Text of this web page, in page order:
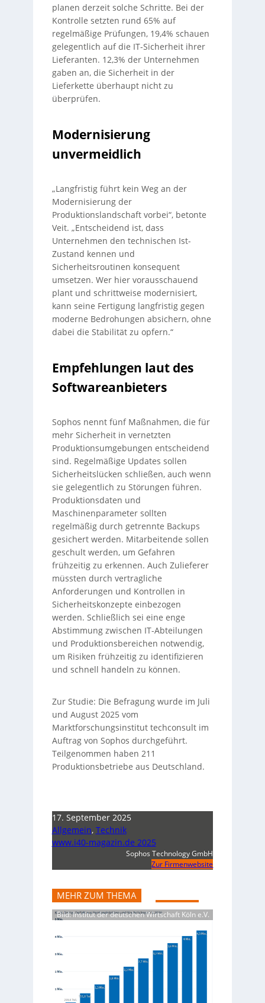
planen derzeit solche Schritte. Bei der
Kontrolle setzten rund 65% auf
regelmäßige Prüfungen, 19,4% schauen
gelegentlich auf die IT-Sicherheit ihrer
Lieferanten. 12,3% der Unternehmen
gaben an, die Sicherheit in der
Lieferkette überhaupt nicht zu
überprüfen.
Modernisierung
unvermeidlich
„Langfristig führt kein Weg an der
Modernisierung der
Produktionslandschaft vorbei“, betonte
Veit. „Entscheidend ist, dass
Unternehmen den technischen Ist-
Zustand kennen und
Sicherheitsroutinen konsequent
umsetzen. Wer hier vorausschauend
plant und schrittweise modernisiert,
kann seine Fertigung langfristig gegen
moderne Bedrohungen absichern, ohne
dabei die Stabilität zu opfern.“
Empfehlungen laut des
Softwareanbieters
Sophos nennt fünf Maßnahmen, die für
mehr Sicherheit in vernetzten
Produktionsumgebungen entscheidend
sind. Regelmäßige Updates sollen
Sicherheitslücken schließen, auch wenn
sie gelegentlich zu Störungen führen.
Produktionsdaten und
Maschinenparameter sollten
regelmäßig durch getrennte Backups
gesichert werden. Mitarbeitende sollen
geschult werden, um Gefahren
frühzeitig zu erkennen. Auch Zulieferer
müssten durch vertragliche
Anforderungen und Kontrollen in
Sicherheitskonzepte einbezogen
werden. Schließlich sei eine enge
Abstimmung zwischen IT-Abteilungen
und Produktionsbereichen notwendig,
um Risiken frühzeitig zu identifizieren
und schnell handeln zu können.
Zur Studie: Die Befragung wurde im Juli
und August 2025 vom
Marktforschungsinstitut techconsult im
Auftrag von Sophos durchgeführt.
Teilgenommen haben 211
Produktionsbetriebe aus Deutschland.
17. September 2025
Allgemein, Technik
www.i40-magazin.de 2025
Sophos Technology GmbH
Zur Firmenwebsite
MEHR ZUM THEMA
Bild: Institut der deutschen Wirtschaft Köln e.V.